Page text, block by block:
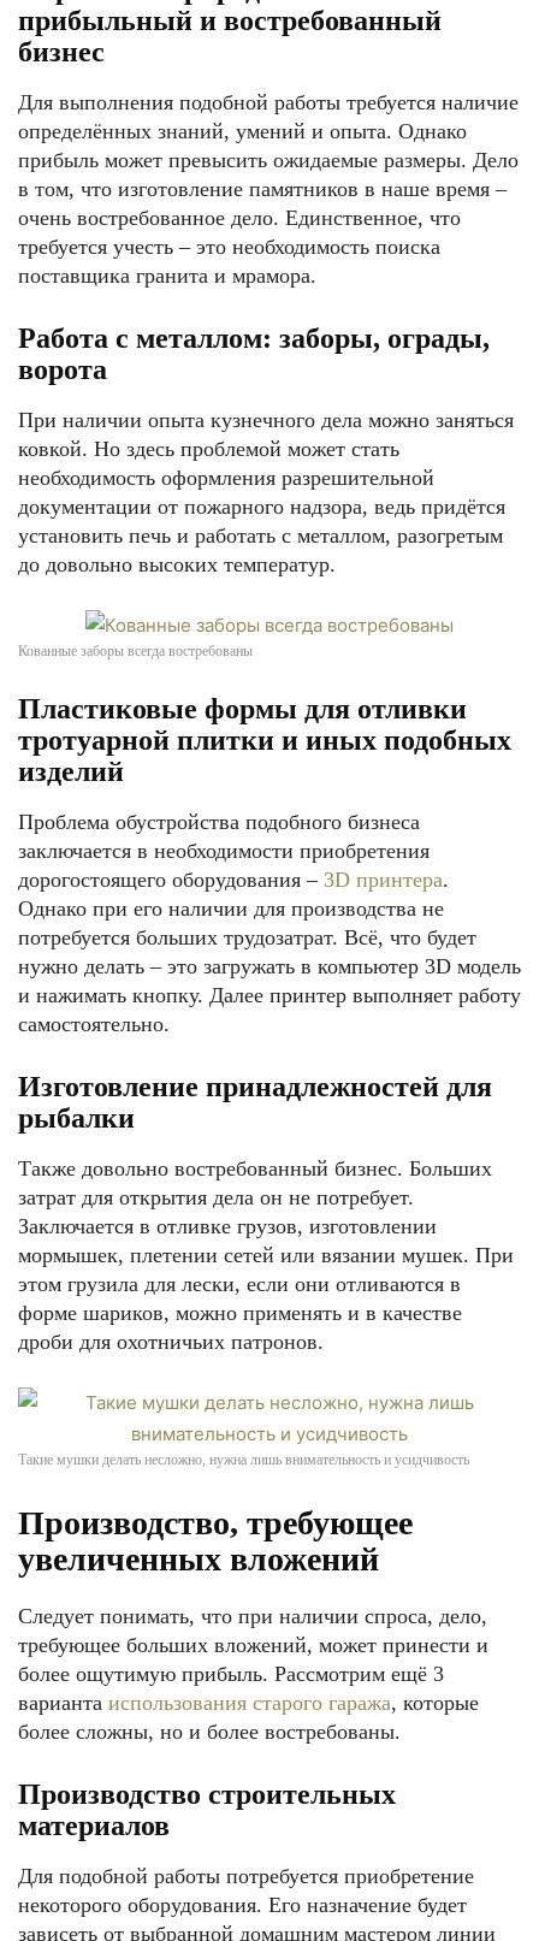
прибыльный и востребованный
бизнес
Для выполнения подобной работы требуется наличие
определённых знаний, умений и опыта. Однако
прибыль может превысить ожидаемые размеры. Дело
в том, что изготовление памятников в наше время –
очень востребованное дело. Единственное, что
требуется учесть – это необходимость поиска
поставщика гранита и мрамора.
Работа с металлом: заборы, ограды,
ворота
При наличии опыта кузнечного дела можно заняться
ковкой. Но здесь проблемой может стать
необходимость оформления разрешительной
документации от пожарного надзора, ведь придётся
установить печь и работать с металлом, разогретым
до довольно высоких температур.
Кованные заборы всегда востребованы
Пластиковые формы для отливки
тротуарной плитки и иных подобных
изделий
Проблема обустройства подобного бизнеса
заключается в необходимости приобретения
дорогостоящего оборудования – 3D принтера.
Однако при его наличии для производства не
потребуется больших трудозатрат. Всё, что будет
нужно делать – это загружать в компьютер 3D модель
и нажимать кнопку. Далее принтер выполняет работу
самостоятельно.
Изготовление принадлежностей для
рыбалки
Также довольно востребованный бизнес. Больших
затрат для открытия дела он не потребует.
Заключается в отливке грузов, изготовлении
мормышек, плетении сетей или вязании мушек. При
этом грузила для лески, если они отливаются в
форме шариков, можно применять и в качестве
дроби для охотничьих патронов.
Такие мушки делать несложно, нужна лишь внимательность и усидчивость
Производство, требующее
увеличенных вложений
Следует понимать, что при наличии спроса, дело,
требующее больших вложений, может принести и
более ощутимую прибыль. Рассмотрим ещё 3
варианта использования старого гаража, которые
более сложны, но и более востребованы.
Производство строительных
материалов
Для подобной работы потребуется приобретение
некоторого оборудования. Его назначение будет
зависеть от выбранной домашним мастером линии